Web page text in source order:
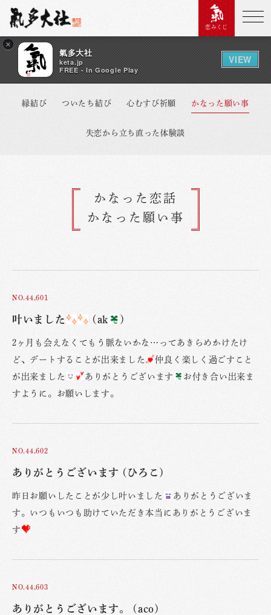
×
氣多大社
keta.jp
FREE - In Google Play
VIEW
恋みくじ
縁結び ついたち結び 心むすび祈願 かなった願い事
失恋から立ち直った体験談
かなった恋話
かなった願い事
NO.44,601
叶いました (ak )
2ヶ月も会えなくてもう脈ないかな…ってあきらめかけたけ
ど、デートすることが出来ました
仲良く楽しく過ごすこと
が出来ました
ありがとうございます
お付き合い出来ま
すように。お願いします。
NO.44,602
ありがとうございます (ひろこ)
昨日お願いしたことが少し叶いました
ありがとうございま
す。いつもいつも助けていただき本当にありがとうございま
す
NO.44,603
ありがとうございます。 (aco)